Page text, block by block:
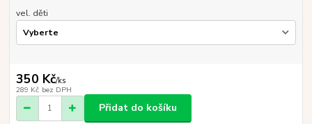
vel. děti
350 Kč/ks
289 Kč bez DPH
Přidat do košíku